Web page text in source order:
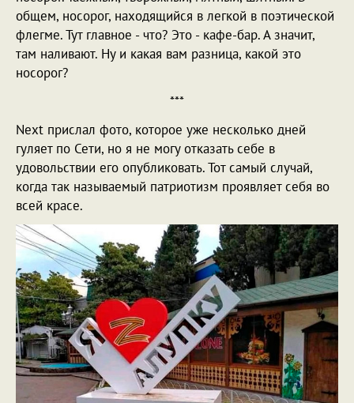
общем, носорог, находящийся в легкой в поэтической
флегме. Тут главное - что? Это - кафе-бар. А значит,
там наливают. Ну и какая вам разница, какой это
носорог?
***
Next прислал фото, которое уже несколько дней
гуляет по Сети, но я не могу отказать себе в
удовольствии его опубликовать. Тот самый случай,
когда так называемый патриотизм проявляет себя во
всей красе.